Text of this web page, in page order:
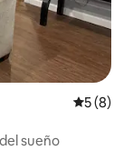
5 (8)
sueño